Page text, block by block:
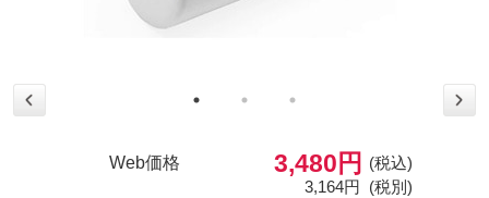
Web価格 3,480円
(税込)
3,164円 (税別)